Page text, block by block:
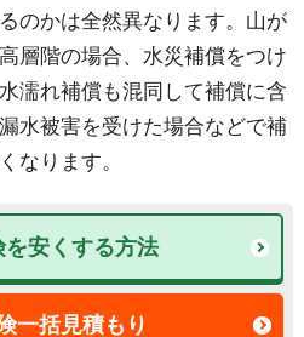
のかは全然異なります。山が
層階の場合、水災補償をつけ
濡れ補償も混同して補償に含
水被害を受けた場合などで補
なります。
を安くする方法
一括見積もり